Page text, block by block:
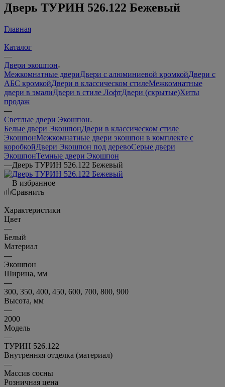
Дверь ТУРИН 526.122 Бежевый
Главная
—
Каталог
—
Двери экошпон
Межкомнатные двериДвери с алюминиевой кромкойДвери с
АБС кромкойДвери в классическом стилеМежкомнатные
двери в эмалиДвери в стиле ЛофтДвери (скрытые)Хиты
продаж
—
Светлые двери Экошпон
Белые двери ЭкошпонДвери в классическом стиле
ЭкошпонМежкомнатные двери экошпон в комплекте с
коробкойДвери Экошпон под деревоСерые двери
ЭкошпонТемные двери Экошпон
—Дверь ТУРИН 526.122 Бежевый
В избранное
Сравнить
Характеристики
Цвет
—
Белый
Материал
—
Экошпон
Ширина, мм
—
300, 350, 400, 450, 600, 700, 800, 900
Высота, мм
—
2000
Модель
—
ТУРИН 526.122
Внутренняя отделка (материал)
—
Массив сосны
Розничная цена